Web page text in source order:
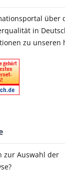
über
in
zu unseren
zur Auswahl der